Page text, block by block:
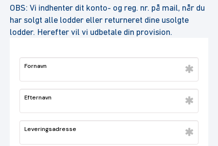
OBS: Vi indhenter dit konto- og reg. nr. på mail, når du
har solgt alle lodder eller returneret dine usolgte
lodder. Herefter vil vi udbetale din provision.